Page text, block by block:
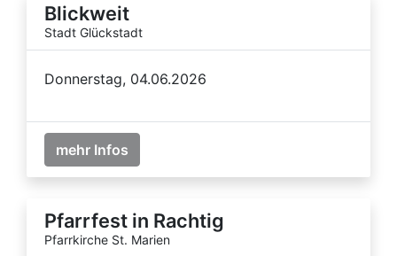
Blickweit
Stadt Glückstadt
Donnerstag, 04.06.2026
mehr Infos
Pfarrfest in Rachtig
Pfarrkirche St. Marien